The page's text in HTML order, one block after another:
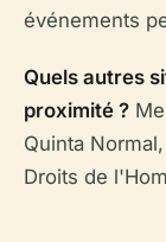
événements
Quels autres
proximité ?
Quinta
Droits de